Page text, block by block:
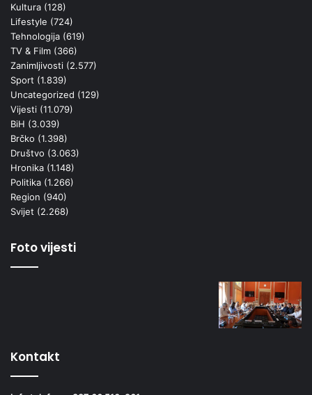
Kultura (128)
Lifestyle (724)
Tehnologija (619)
TV & Film (366)
Zanimljivosti (2.577)
Sport (1.839)
Uncategorized (129)
Vijesti (11.079)
BiH (3.039)
Brčko (1.398)
Društvo (3.063)
Hronika (1.148)
Politika (1.266)
Region (940)
Svijet (2.268)
Foto vijesti
Kontakt